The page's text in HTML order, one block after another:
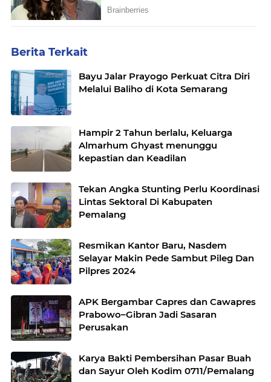
Berita Terkait
Bayu Jalar Prayogo Perkuat Citra Diri
Melalui Baliho di Kota Semarang
Hampir 2 Tahun berlalu, Keluarga
Almarhum Ghyast menunggu
kepastian dan Keadilan
Tekan Angka Stunting Perlu Koordinasi
Lintas Sektoral Di Kabupaten
Pemalang
Resmikan Kantor Baru, Nasdem
Selayar Makin Pede Sambut Pileg Dan
Pilpres 2024
APK Bergambar Capres dan Cawapres
Prabowo–Gibran Jadi Sasaran
Perusakan
Karya Bakti Pembersihan Pasar Buah
dan Sayur Oleh Kodim 0711/Pemalang